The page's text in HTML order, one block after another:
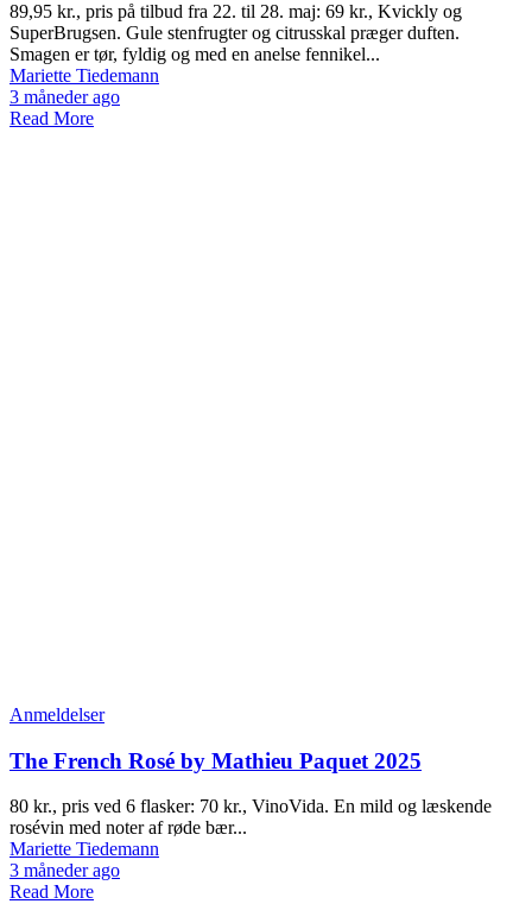
89,95 kr., pris på tilbud fra 22. til 28. maj: 69 kr., Kvickly og
SuperBrugsen. Gule stenfrugter og citrusskal præger duften.
Smagen er tør, fyldig og med en anelse fennikel...
Mariette Tiedemann
3 måneder ago
Read More
Anmeldelser
The French Rosé by Mathieu Paquet 2025
80 kr., pris ved 6 flasker: 70 kr., VinoVida. En mild og læskende
rosévin med noter af røde bær...
Mariette Tiedemann
3 måneder ago
Read More